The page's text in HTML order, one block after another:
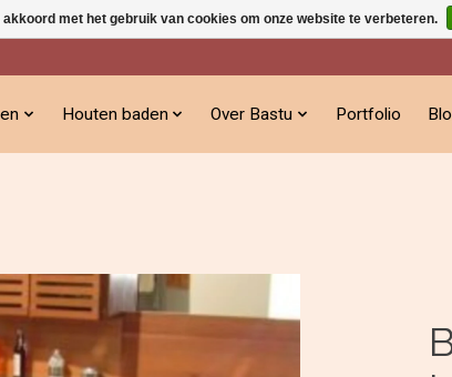
Houten baden Over Bastu Portfolio
met het gebruik van cookies om onze website te verbeteren.